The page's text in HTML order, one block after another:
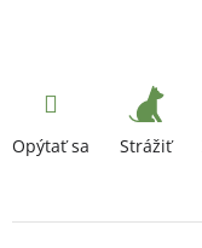
Opýtať sa Strážiť